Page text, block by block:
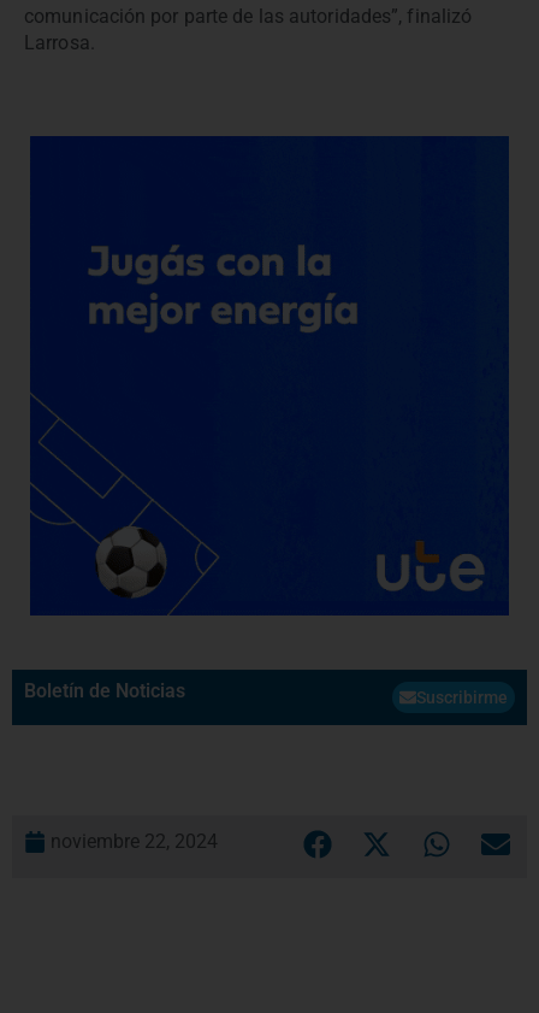
comunicación por parte de las autoridades”, finalizó
Larrosa.
Boletín de Noticias Suscribirme
noviembre 22, 2024